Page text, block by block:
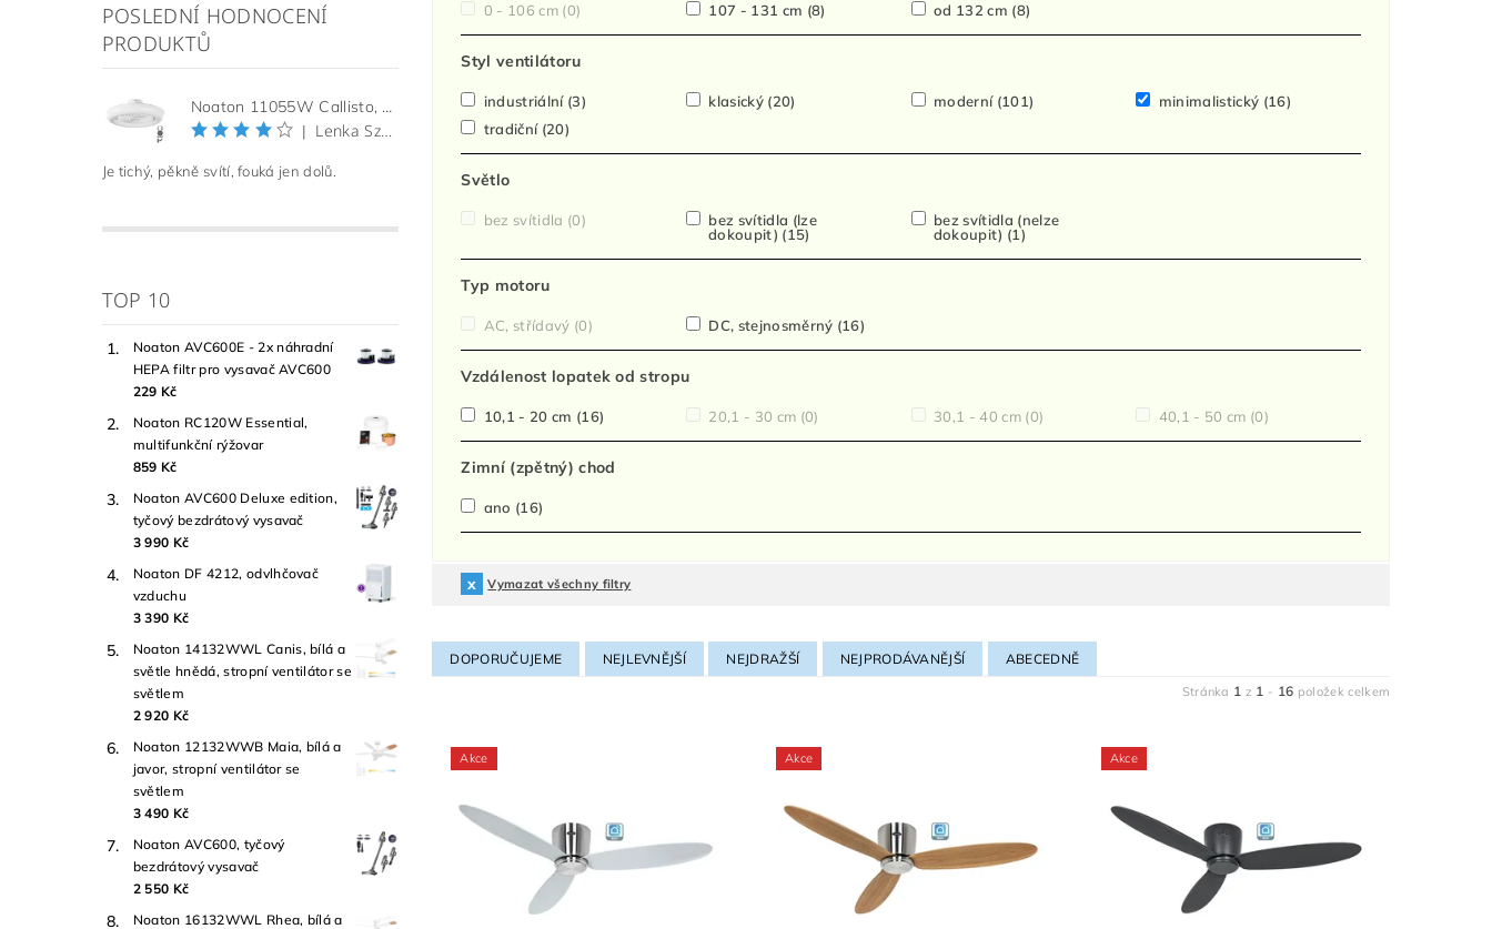
POSLEDNÍ HODNOCENÍ
PRODUKTŮ
Noaton 11055W Callisto, bílá, stropní ventilátor se světlem
|
Lenka Szelkeová
Je tichý, pěkně svítí, fouká jen dolů.
TOP 10
Noaton AVC600E - 2x náhradní
HEPA filtr pro vysavač AVC600
229 Kč
Noaton RC120W Essential,
multifunkční rýžovar
859 Kč
Noaton AVC600 Deluxe edition,
tyčový bezdrátový vysavač
3 990 Kč
Noaton DF 4212, odvlhčovač
vzduchu
3 390 Kč
Noaton 14132WWL Canis, bílá a
světle hnědá, stropní ventilátor se
světlem
2 920 Kč
Noaton 12132WWB Maia, bílá a
javor, stropní ventilátor se
světlem
3 490 Kč
Noaton AVC600, tyčový
bezdrátový vysavač
2 550 Kč
Noaton 16132WWL Rhea, bílá a
0 - 106 cm (0) 107 - 131 cm (8) od 132 cm (8)
Styl ventilátoru
industriální (3) klasický (20) moderní (101) minimalistický (16)
tradiční (20)
Světlo
bez svítidla (0)
bez svítidla (lze
dokoupit) (15)
bez svítidla (nelze
dokoupit) (1)
Typ motoru
AC, střídavý (0) DC, stejnosměrný (16)
Vzdálenost lopatek od stropu
10,1 - 20 cm (16) 20,1 - 30 cm (0) 30,1 - 40 cm (0) 40,1 - 50 cm (0)
Zimní (zpětný) chod
ano (16)
Vymazat všechny filtry
DOPORUČUJEME NEJLEVNĚJŠÍ NEJDRAŽŠÍ NEJPRODÁVANĚJŠÍ ABECEDNĚ
Stránka 1 z 1 - 16 položek celkem
Akce Akce Akce